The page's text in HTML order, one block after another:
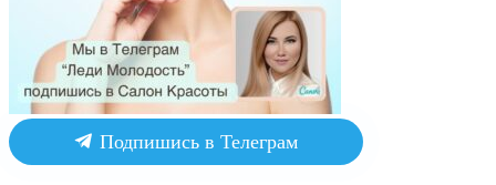
Подпишись в Телеграм